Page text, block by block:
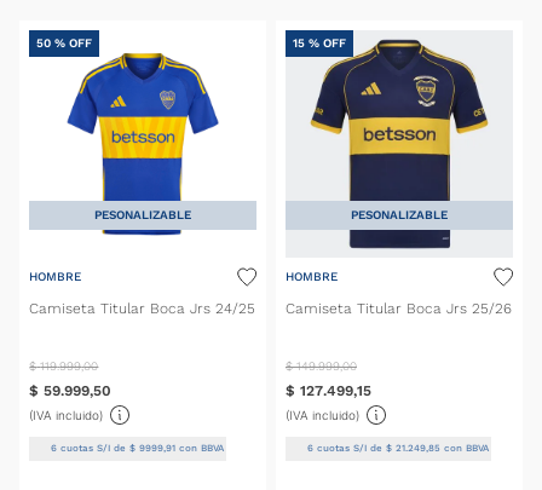
PESONALIZABLE
50 % OFF
HOMBRE
Camiseta Titular Boca Jrs 24/25
$ 119.999,00
$ 59.999,50
(IVA incluido)
6 cuotas S/I de$ 9999 ,91 con BBVA
PESONALIZABLE
15 % OFF
HOMBRE
Camiseta Titular Boca Jrs 25/26
$ 149.999,00
$ 127.499,15
(IVA incluido)
6cuotas S/I de $ 21. 249, 85con BBVA